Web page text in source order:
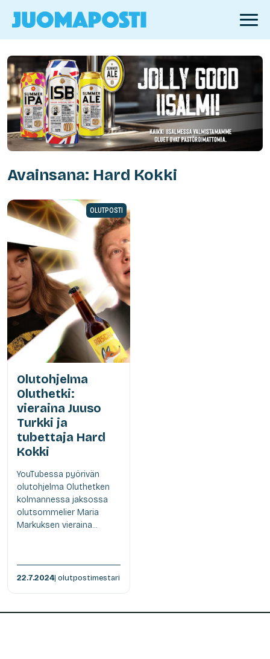
Avainsana: Hard Kokki
OLUTPOSTI
Olutohjelma
Oluthetki:
vieraina Juuso
Turkki ja
tubettaja Hard
Kokki
YouTubessa pyörivän
olutohjelma Oluthetken
kolmannessa jaksossa
olutsommelier Maria
Markuksen vieraina...
22.7.2024| olutpostimestari